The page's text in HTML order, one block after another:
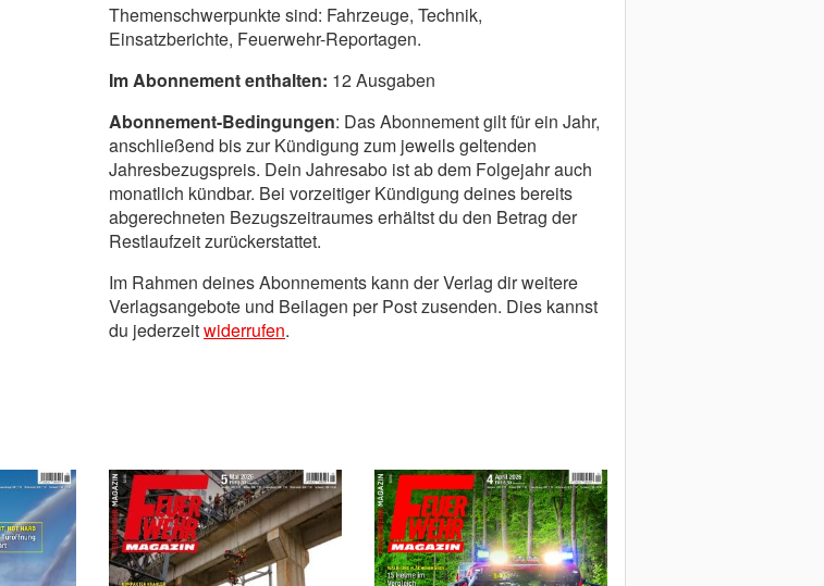
Themenschwerpunkte sind: Fahrzeuge, Technik,
Einsatzberichte, Feuerwehr-Reportagen.
Im Abonnement enthalten: 12 Ausgaben
Abonnement-Bedingungen: Das Abonnement gilt für ein Jahr,
anschließend bis zur Kündigung zum jeweils geltenden
Jahresbezugspreis. Dein Jahresabo ist ab dem Folgejahr auch
monatlich kündbar. Bei vorzeitiger Kündigung deines bereits
abgerechneten Bezugszeitraumes erhältst du den Betrag der
Restlaufzeit zurückerstattet.
Im Rahmen deines Abonnements kann der Verlag dir weitere
Verlagsangebote und Beilagen per Post zusenden. Dies kannst
du jederzeitwiderrufen.